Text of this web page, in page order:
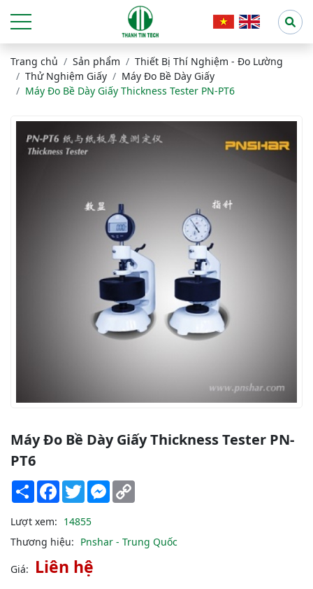
Trang chủ Sản phẩm
Thiết Bị Thí Nghiệm - Đo Lường
Thử Nghiệm Giấy
Máy Đo Bề Dày Giấy
Máy Đo Bề Dày Giấy Thickness Tester PN-PT6
Máy Đo Bề Dày Giấy Thickness Tester PN-
PT6
Share Facebook
TwitterMessenger
Lượt xem: 14855
Thương hiệu: Pnshar - Trung Quốc
Giá: Liên hệ